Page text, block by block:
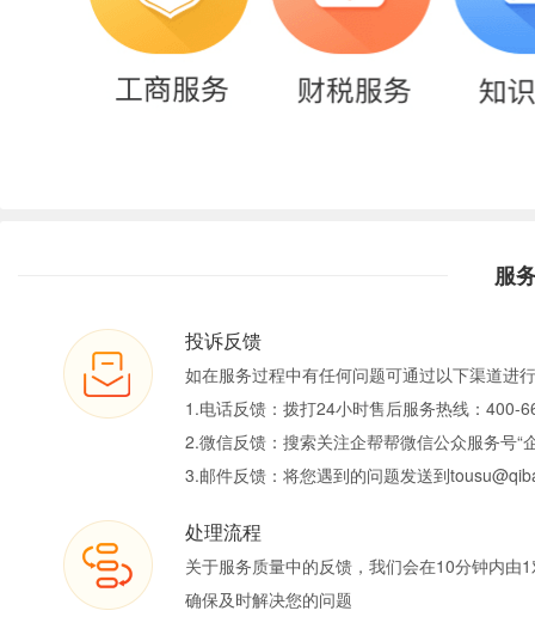
服
投诉反馈
如在服务过程中有任何问题可通过以下渠道进
1.电话反馈：拨打24小时售后服务热线：400-
2.微信反馈：搜索关注企帮帮微信公众服务号“
3.邮件反馈：将您遇到的问题发送到
处理流程
关于服务质量中的反馈，我们会在10分钟内由
确保及时解决您的问题